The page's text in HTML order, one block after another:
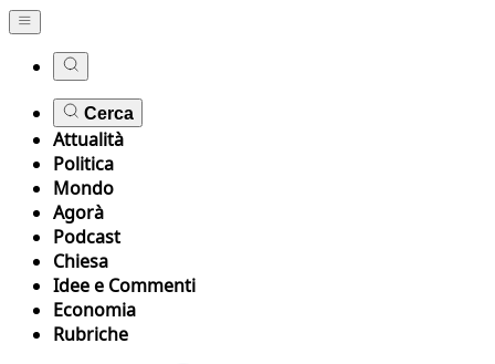
Cerca
Attualità
Politica
Mondo
Agorà
Podcast
Chiesa
Idee e Commenti
Economia
Rubriche